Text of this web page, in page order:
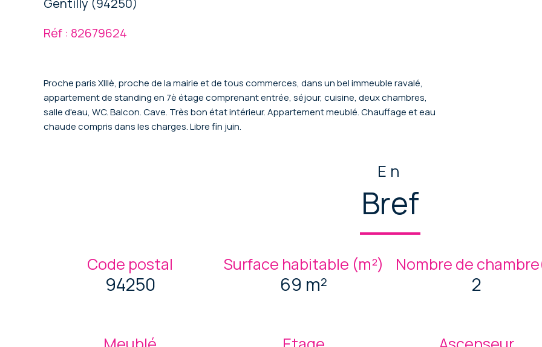
Gentilly (94250)
Réf : 82679624
Proche paris XIIIè, proche de la mairie et de tous commerces, dans un bel immeuble ravalé,
appartement de standing en 7è étage comprenant entrée, séjour, cuisine, deux chambres,
salle d'eau, WC. Balcon. Cave. Très bon état intérieur. Appartement meublé. Chauffage et eau
chaude compris dans les charges. Libre fin juin.
En
Bref
Code postal
94250
Surface habitable (m²)
69 m²
Nombre de
2